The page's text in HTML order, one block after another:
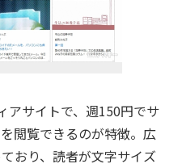
アサイトで、週150円でサ
閲覧できるのが特徴。広
おり、読者が文字サイズ